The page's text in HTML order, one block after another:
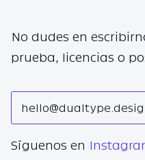
No dudes en
prueba, licencias o
Síguenos en